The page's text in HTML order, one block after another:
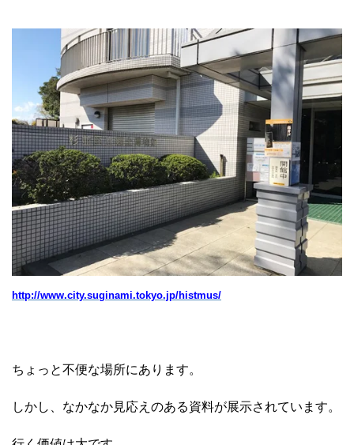
http://www.city.suginami.tokyo.jp/histmus/
ちょっと不便な場所にあります。
しかし、なかなか見応えのある資料が展示されています。